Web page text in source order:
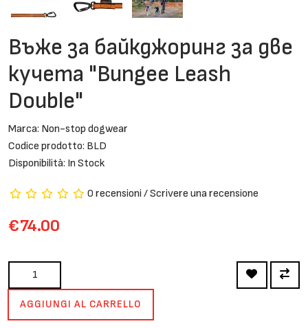
Въже за байкджоринг за две
кучета "Bungee Leash
Double"
Marca: Non-stop dogwear
Codice prodotto: BLD
Disponibilità: In Stock
0 recensioni /Scrivere una recensione
€74.00
AGGIUNGI AL CARRELLO